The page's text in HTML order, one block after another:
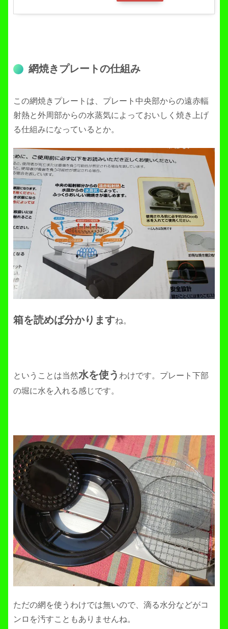
網焼きプレートの仕組み
この網焼きプレートは、プレート中央部からの遠赤輻
射熱と外周部からの水蒸気によっておいしく焼き上げ
る仕組みになっているとか。
箱を読めば分かりますね。
ということは当然水を使う わけです。プレート下部
の堀に水を入れる感じです。
ただの網を使うわけでは無いので、滴る水分などがコ
ンロを汚すこともありませんね。